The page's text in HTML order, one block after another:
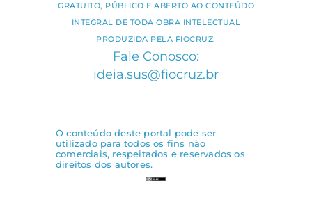
GRATUITO, PÚBLICO E ABERTO AO CONTEÚDO
INTEGRAL DE TODA OBRA INTELECTUAL
PRODUZIDA PELA FIOCRUZ.
Fale Conosco:
ideia.sus@fiocruz.br
O conteúdo deste portal pode ser
utilizado para todos os fins não
comerciais, respeitados e reservados os
direitos dos autores.